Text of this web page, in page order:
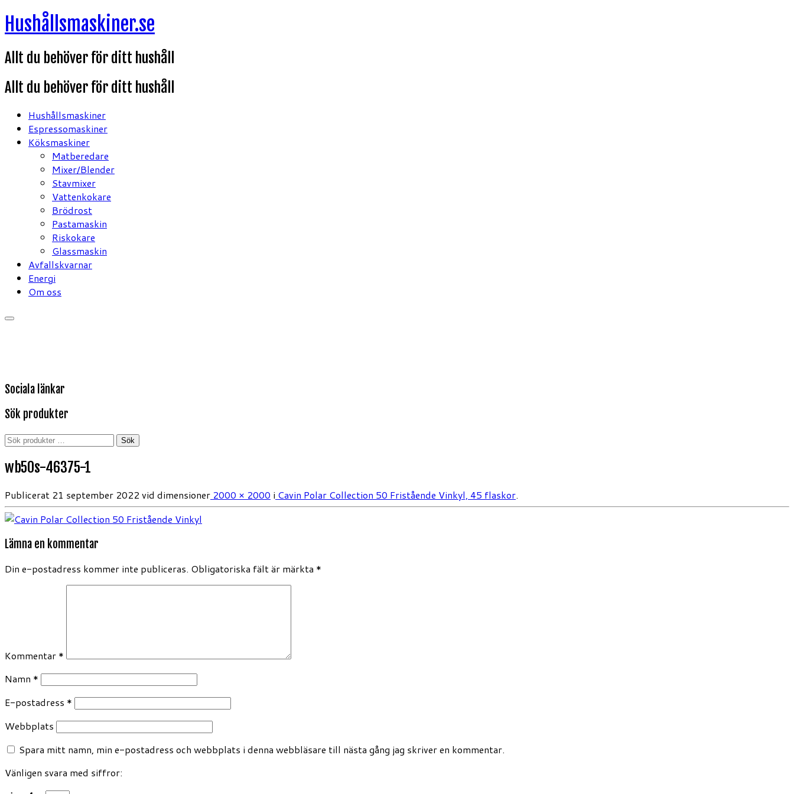
Hoppa
till
Hushållsmaskiner.se
Allt du behöver för ditt hushåll
Allt du behöver för ditt hushåll
Hushållsmaskiner
Espressomaskiner
Köksmaskiner
Matberedare
Mixer/Blender
Stavmixer
Vattenkokare
Brödrost
Pastamaskin
Riskokare
Glassmaskin
Avfallskvarnar
Energi
Om oss
Sociala länkar
Sök produkter
Sök
Sök
wb50s-46375-1
Publicerat 21 september 2022 vid dimensioner 2000 × 2000 i Cavin Polar Collection 50 Fristående Vinkyl, 45 flaskor.
Lämna en kommentar
Din e-postadress kommer inte publiceras. Obligatoriska fält är märkta *
Kommentar *
Namn *
E-postadress *
Webbplats
Spara mitt namn, min e-postadress och webbplats i denna webbläsare till nästa gång jag skriver en kommentar.
Vänligen svara med siffror: